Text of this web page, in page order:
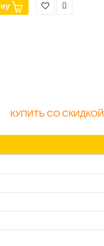
КУПИТЬ СО СКИДКОЙ